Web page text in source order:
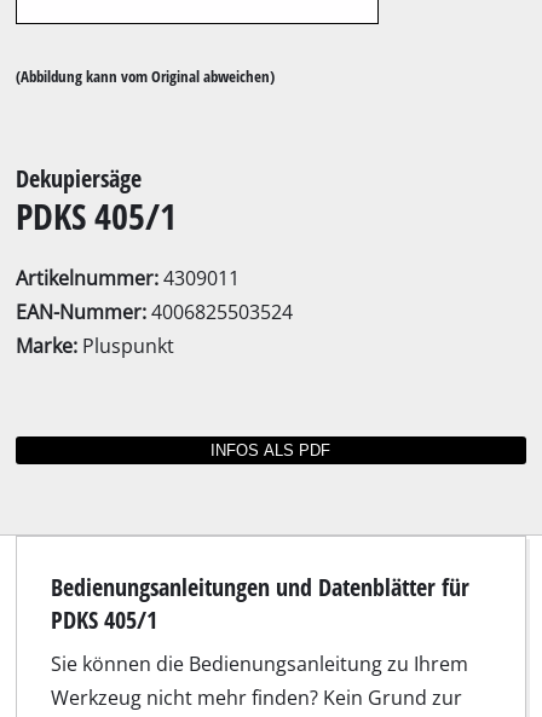
(Abbildung kann vom Original abweichen)
Dekupiersäge
PDKS 405/1
Artikelnummer:4309011
EAN-Nummer:4006825503524
Marke: Pluspunkt
Bedienungsanleitungen und Datenblätter für
PDKS 405/1
Sie können die Bedienungsanleitung zu Ihrem
Werkzeug nicht mehr finden? Kein Grund zur